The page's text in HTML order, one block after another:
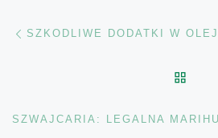
Nawigacja wpisu